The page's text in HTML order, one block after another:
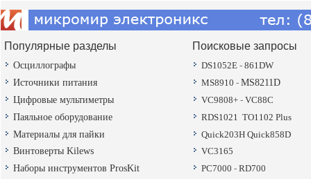
Популярные разделы Поисковые запросы
Осциллографы
Источники питания
Цифровые мультиметры
Паяльное оборудование
Материалы для пайки
Винтоверты Kilews
Наборы инструментов ProsKit
DS1052E - 861DW
MS8910 - MS8211D
VC9808+ - VC88C
RDS1021 TO1102 Plus
Quick203H Quick858D
VC3165
PC7000 - RD700